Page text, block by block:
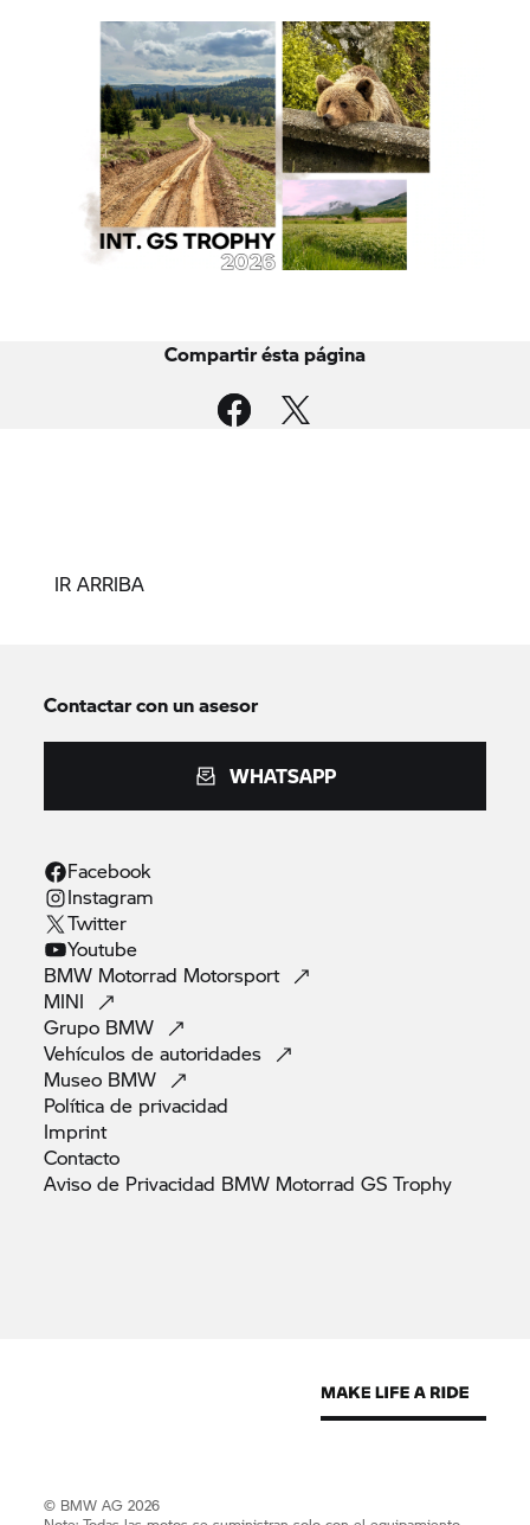
Compartir ésta página
IR ARRIBA
Contactar con un asesor
WHATSAPP
Facebook
Instagram
Twitter
Youtube
BMW Motorrad Motorsport
MINI
Grupo BMW
Vehículos deautoridades
Museo BMW
Política de privacidad
Imprint
Contacto
Aviso de Privacidad BMW Motorrad GSTrophy
© BMW AG 2026